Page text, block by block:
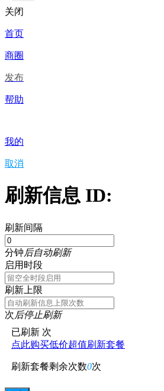
关闭
首页
商圈
发布
帮助
我的
取消
刷新信息 ID:
刷新间隔
分钟后自动刷新
启用时段
刷新上限
次后停止刷新
已刷新 次
点此购买低价超值刷新套餐
刷新套餐剩余次数0次